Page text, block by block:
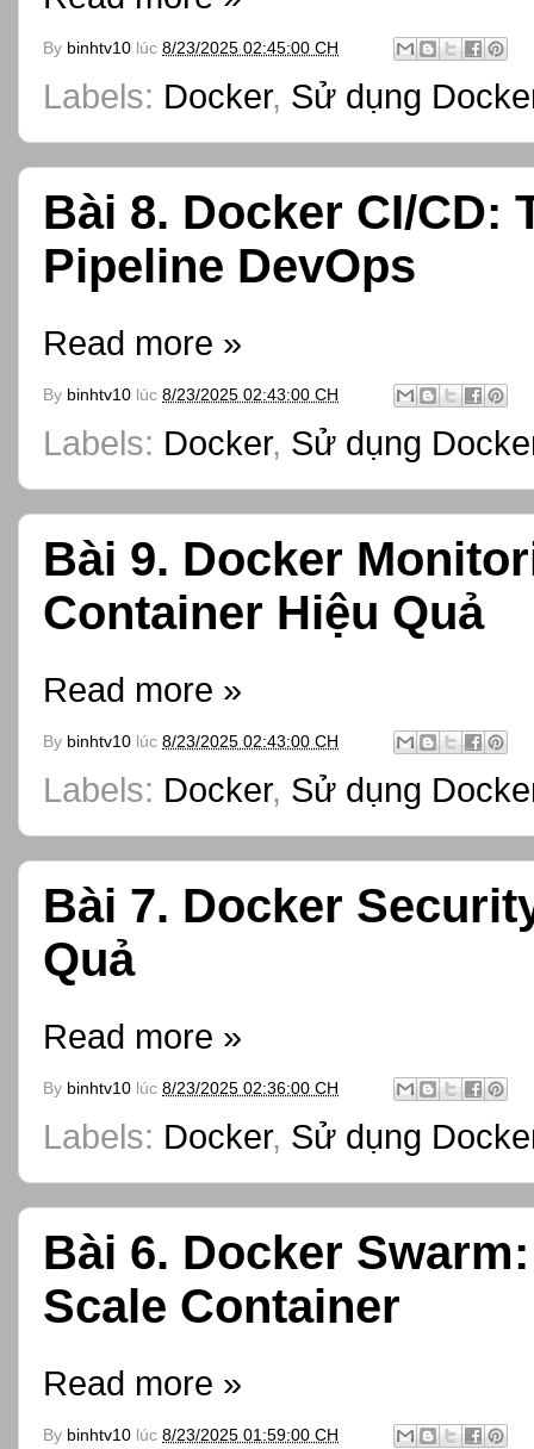
By binhtv10 lúc 8/23/2025 02:45:00 CH
Labels: Docker, Sử dụng
Bài 8. Docker CI/CD:
Pipeline DevOps
Read more »
By binhtv10 lúc 8/23/2025 02:43:00 CH
Labels: Docker, Sử dụng
Bài 9. Docker
Container Hiệu Quả
Read more »
By binhtv10 lúc 8/23/2025 02:43:00 CH
Labels: Docker, Sử dụng
Bài 7. Docker
Quả
Read more »
By binhtv10 lúc 8/23/2025 02:36:00 CH
Labels: Docker, Sử dụng
Bài 6. Docker
Scale Container
Read more »
By binhtv10 lúc 8/23/2025 01:59:00 CH